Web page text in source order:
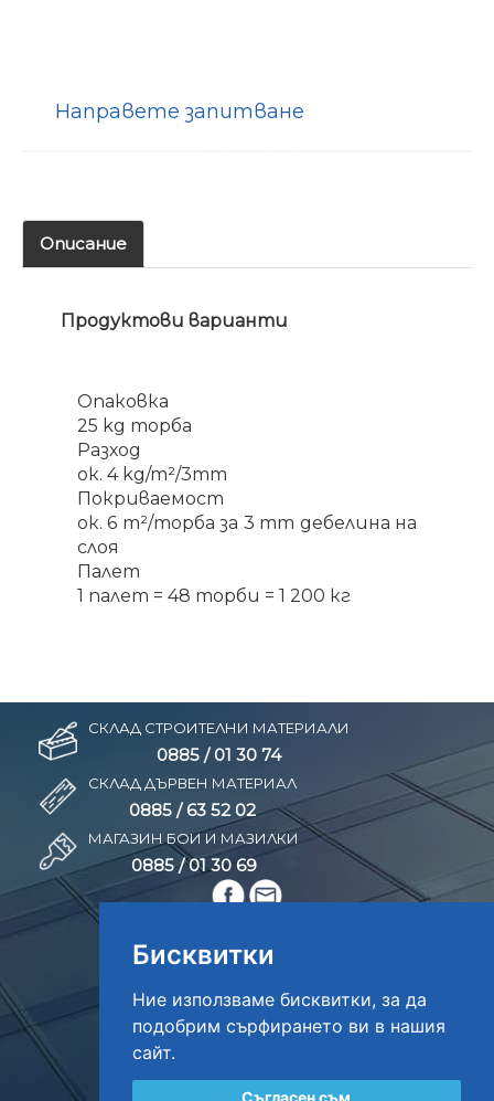
Бисквитки
Ние използваме бисквитки, за да
подобрим сърфирането ви в нашия
сайт.
Съгласен съм
Направете запитване
Описание
Продуктови варианти
Опаковка
25 kg торба
Разход
ок. 4 kg/m²/3mm
Покриваемост
ок. 6 m²/торба за 3 mm дебелина на
слоя
Палет
1 палет = 48 торби = 1 200 кг
СКЛАД СТРОИТЕЛНИ МАТЕРИАЛИ
0885 / 01 30 74
СКЛАД ДЪРВЕН МАТЕРИАЛ
0885 / 63 52 02
МАГАЗИН БОИ И МАЗИЛКИ
0885 / 01 30 69